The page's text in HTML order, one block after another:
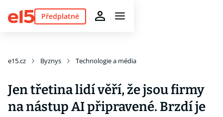
Předplatné
e15.cz Byznys Technologie a média
Jen třetina lidí věří, že jsou firmy
na nástup AI připravené. Brzdí je